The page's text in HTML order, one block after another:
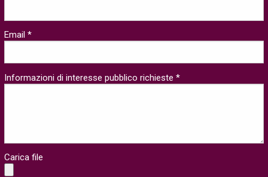
Email *
Informazioni di interesse pubblico richieste *
Carica file